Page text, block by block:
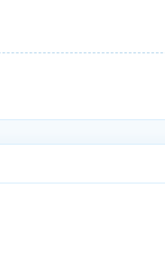
หนกล้อมรอบ
ต้รูปโค้งไป
านข้างซ้าย-
ม อ.วิเชียร บุรี
พริบตา ส่วน